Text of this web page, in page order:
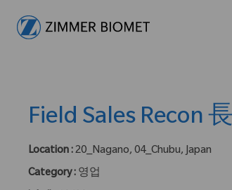
Field Sales Recon
Location :20_Nagano, 04_Chubu, Japan
Category : 영업